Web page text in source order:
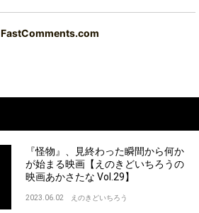
FastComments.com
『怪物』、見終わった瞬間から何か
が始まる映画【えのきどいちろうの
映画あかさたな Vol.29】
2023.06.02 えのきどいちろう